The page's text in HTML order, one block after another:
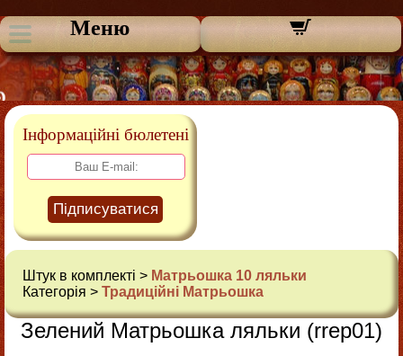
Меню
Інформаційні бюлетені
Підписуватися
Штук в комплекті > Матрьошка 10 ляльки
Категорія > Традиційні Матрьошка
Зелений Матрьошка ляльки (rrep01)